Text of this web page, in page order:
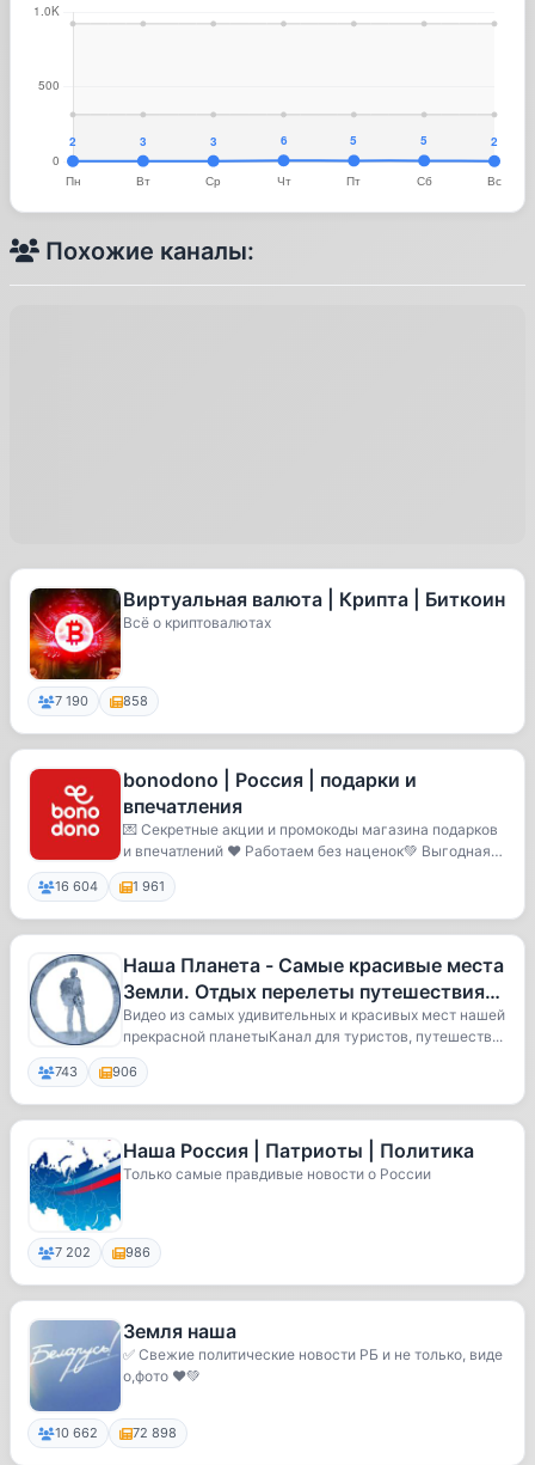
Похожие каналы:
Виртуальная валюта | Крипта | Биткоин
Всё о криптовалютах
7 190 858
bonodono | Россия | подарки и
впечатления
💌 Секретные акции и промокоды магазина подарков
и впечатлений ❤️ Работаем без наценок💚 Выгодная
б...
16 604 1 961
Наша Планета - Самые красивые места
Земли. Отдых перелеты путешествия
путевки туризм туры. Европа Аз
Видео из самых удивительных и красивых мест нашей
прекрасной планетыКанал для туристов, путешеств...
743 906
Наша Россия | Патриоты | Политика
Только самые правдивые новости о России
7 202 986
Земля наша
✅ Свежие политические новости РБ и не только, виде
о,фото ❤️💚
10 662 72 898